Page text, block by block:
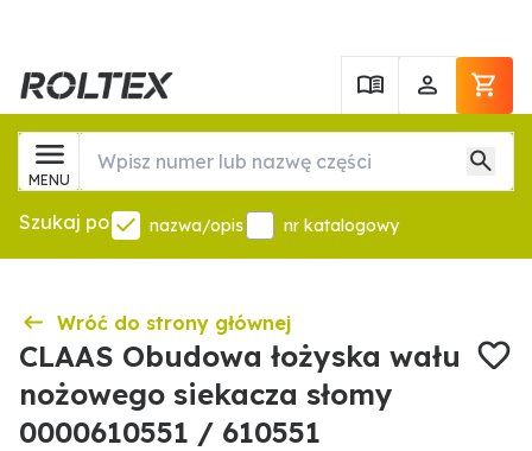
MENU
Szukaj po nazwa/opis nr katalogowy
Wróć do strony głównej
CLAAS Obudowa łożyska wału
nożowego siekacza słomy
0000610551 / 610551